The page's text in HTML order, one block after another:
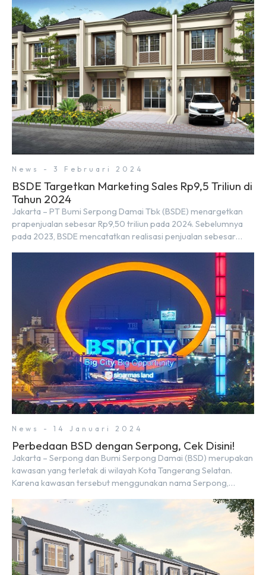
Koordinator Bidang Perekonomian, Airlangga Hartarto, setelah
Rapat Terbatas (ratas) bersama Jokowi di Istana Kepresidenan
pada hari Senin, 18 Maret 2024. Selain […]
News - 3 Februari 2024
BSDE Targetkan Marketing Sales Rp9,5 Triliun di
Tahun 2024
Jakarta – PT Bumi Serpong Damai Tbk (BSDE) menargetkan
prapenjualan sebesar Rp9,50 triliun pada 2024. Sebelumnya
pada 2023, BSDE mencatatkan realisasi penjualan sebesar
Rp8,80 triliun. Menurut Direktur BSDE Hermawan Wijaya
menghadapi 2024, kondisi ekonomi global maupun nasional
dapat memengaruhi pertimbangan masyarakat untuk
membeli rumah maupun investasi di sektor […]
News - 14 Januari 2024
Perbedaan BSD dengan Serpong, Cek Disini!
Jakarta – Serpong dan Bumi Serpong Damai (BSD) merupakan
kawasan yang terletak di wilayah Kota Tangerang Selatan.
Karena kawasan tersebut menggunakan nama Serpong,
merupakan tempat yang sama. Padahal anggapan tersebut
kurang tepat. Sebab Serpong dan BSD merupakan dua
kawasan yang berbeda. Berikut penjelasannya. Baca Juga: […]